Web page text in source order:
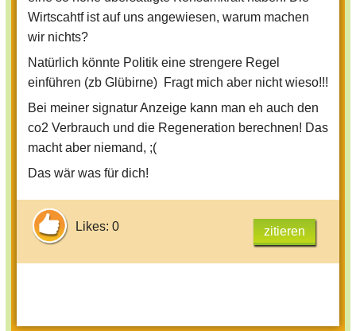
Wirtscahtf ist auf uns angewiesen, warum machen
wir nichts?
Natürlich könnte Politik eine strengere Regel
einführen (zb Glübirne) Fragt mich aber nicht wieso!!!
Bei meiner signatur Anzeige kann man eh auch den
co2 Verbrauch und die Regeneration berechnen! Das
macht aber niemand, ;(
Das wär was für dich!
Likes: 0 zitieren